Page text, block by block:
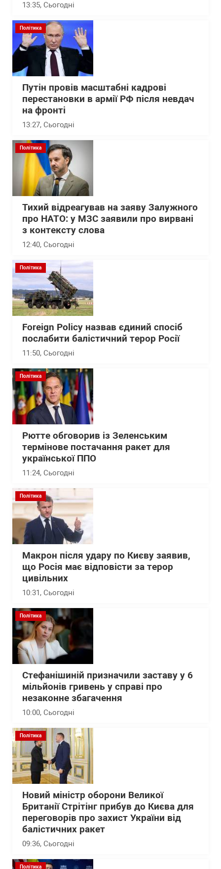
13:35, Сьогодні
Політика
Путін провів масштабні кадрові
перестановки в армії РФ після невдач
на фронті
13:27, Сьогодні
Політика
Тихий відреагував на заяву Залужного
про НАТО: у МЗС заявили про вирвані
з контексту слова
12:40, Сьогодні
Політика
Foreign Policy назвав єдиний спосіб
послабити балістичний терор Росії
11:50, Сьогодні
Політика
Рютте обговорив із Зеленським
термінове постачання ракет для
української ППО
11:24, Сьогодні
Політика
Макрон після удару по Києву заявив,
що Росія має відповісти за терор
цивільних
10:31, Сьогодні
Політика
Стефанішиній призначили заставу у 6
мільйонів гривень у справі про
незаконне збагачення
10:00, Сьогодні
Політика
Новий міністр оборони Великої
Британії Стрітінг прибув до Києва для
переговорів про захист України від
балістичних ракет
09:36, Сьогодні
Політика